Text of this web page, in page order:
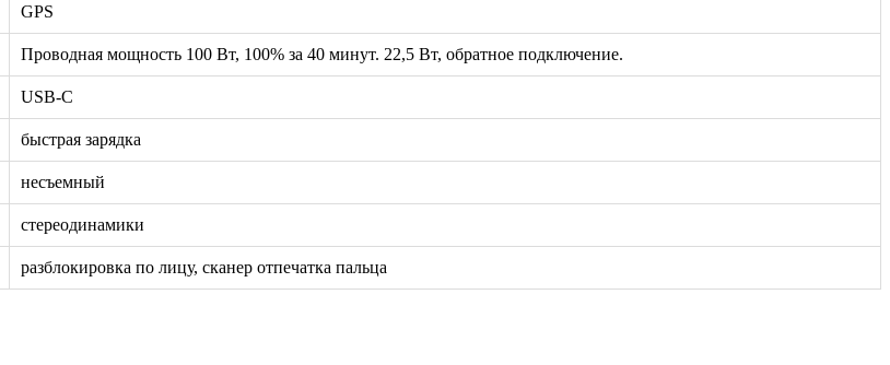
GPS
Проводная мощность 100 Вт, 100% за 40 минут. 22,5 Вт, обратное подключение.
USB-C
быстрая зарядка
несъемный
стереодинамики
разблокировка по лицу, сканер отпечатка пальца